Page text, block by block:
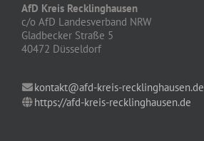
AfD Kreis Recklinghausen
c/o AfD Landesverband NRW
Gladbecker Straße 5
40472 Düsseldorf
kontakt@afd-kreis-recklinghausen.de
https://afd-kreis-recklinghausen.de